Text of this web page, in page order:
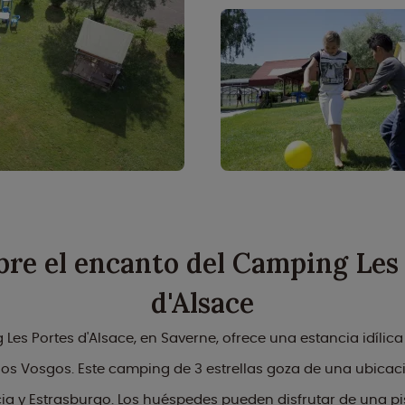
el encanto del Camping
d'Alsace
Les Portes d'Alsace, en Saverne, ofrece una estancia
Vosgos. Este camping de 3 estrellas goza de una
y Estrasburgo. Los huéspedes pueden disfrutar de una